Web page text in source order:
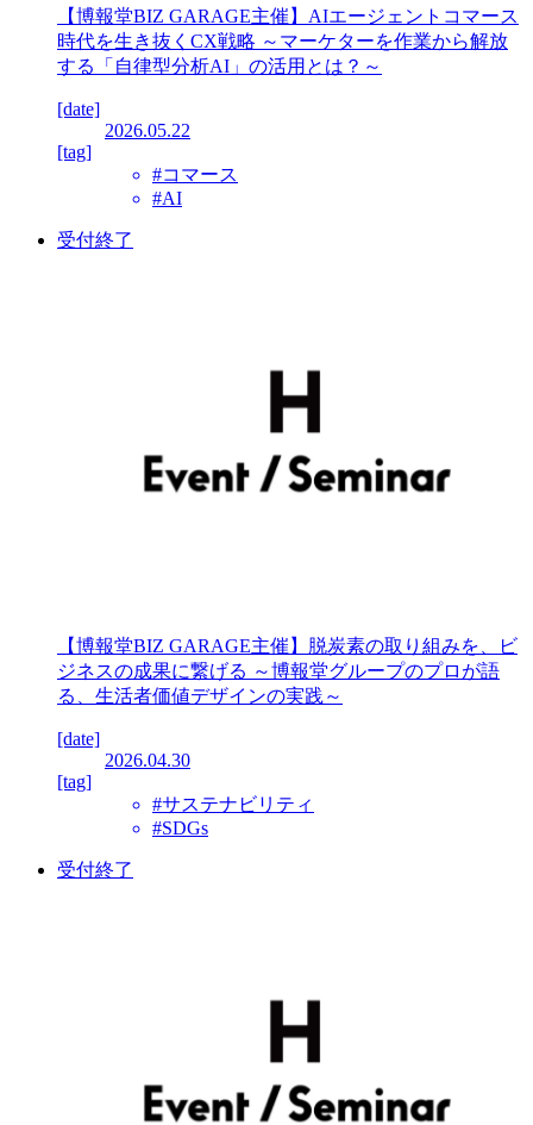
【博報堂BIZ GARAGE主催】AIエージェントコマース
時代を生き抜くCX戦略 ～マーケターを作業から解放
する「自律型分析AI」の活用とは？～
[date]
2026.05.22
[tag]
#コマース
#AI
受付終了
【博報堂BIZ GARAGE主催】脱炭素の取り組みを、ビ
ジネスの成果に繋げる ～博報堂グループのプロが語
る、生活者価値デザインの実践～
[date]
2026.04.30
[tag]
#サステナビリティ
#SDGs
受付終了